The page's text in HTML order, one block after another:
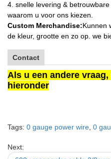
4. snelle levering &
waarom u voor ons kiezen.
Custom Merchandise:Kunnen
de kleur, grootte en zo op. we
Contact
Als u een andere
hieronder
Tags: 0 gauge power wire 0
Next: